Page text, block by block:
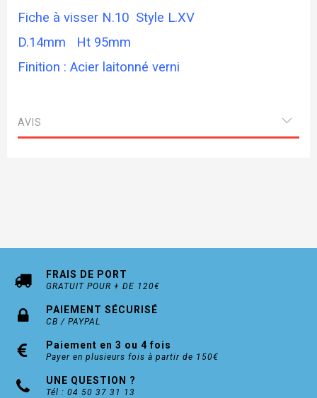
Fiche à visser N.10 Style L.XV
D.14mm Ht 95mm
Finition : Acier laitonné verni
AVIS
FRAIS DE PORT
GRATUIT POUR + DE 120€
PAIEMENT SÉCURISÉ
CB / PAYPAL
Paiement en 3 ou 4 fois
Payer en plusieurs fois à partir de 150€
UNE QUESTION ?
Tél : 04 50 37 31 13